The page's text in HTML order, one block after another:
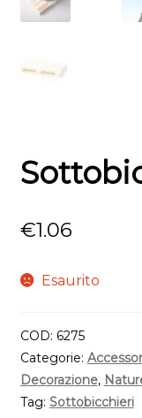
€1.06
Esaurito
COD: 6275
Categorie:
Decorazione,
Tag: Sottobicchieri